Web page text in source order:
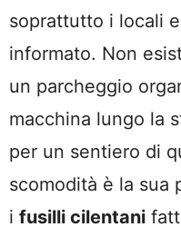
soprattutto i locali
informato. Non
un parcheggio
macchina lungo la
per un sentiero di
scomodità è la sua
i fusilli cilentani